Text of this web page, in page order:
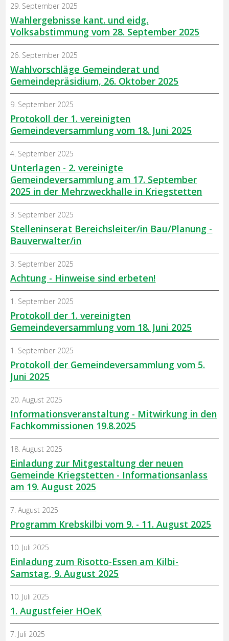
Wahlergebnisse kant. und eidg.
Volksabstimmung vom 28. September 2025
29. September 2025
Wahlvorschläge Gemeinderat und
Gemeindepräsidium, 26. Oktober 2025
26. September 2025
Protokoll der 1. vereinigten
Gemeindeversammlung vom 18. Juni 2025
9. September 2025
Unterlagen - 2. vereinigte
Gemeindeversammlung am 17. September
2025 in der Mehrzweckhalle in Kriegstetten
4. September 2025
Stelleninserat Bereichsleiter/in Bau/Planung -
Bauverwalter/in
3. September 2025
Achtung - Hinweise sind erbeten!
3. September 2025
Protokoll der 1. vereinigten
Gemeindeversammlung vom 18. Juni 2025
1. September 2025
Protokoll der Gemeindeversammlung vom 5.
Juni 2025
1. September 2025
Informationsveranstaltung - Mitwirkung in den
Fachkommissionen 19.8.2025
20. August 2025
Einladung zur Mitgestaltung der neuen
Gemeinde Kriegstetten - Informationsanlass
am 19. August 2025
18. August 2025
Programm Krebskilbi vom 9. - 11. August 2025
7. August 2025
Einladung zum Risotto-Essen am Kilbi-
Samstag, 9. August 2025
10. Juli 2025
1. Augustfeier HOeK
10. Juli 2025
7. Juli 2025